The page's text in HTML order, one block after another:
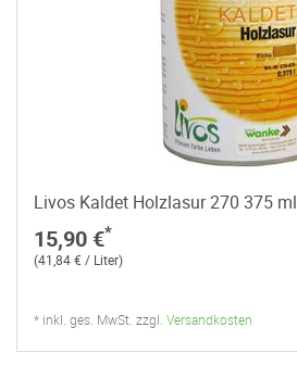
Livos Kaldet Holzlasur 270 375 ml
15,90 €*
(41,84 € / Liter)
* inkl. ges. MwSt. zzgl. Versandkosten